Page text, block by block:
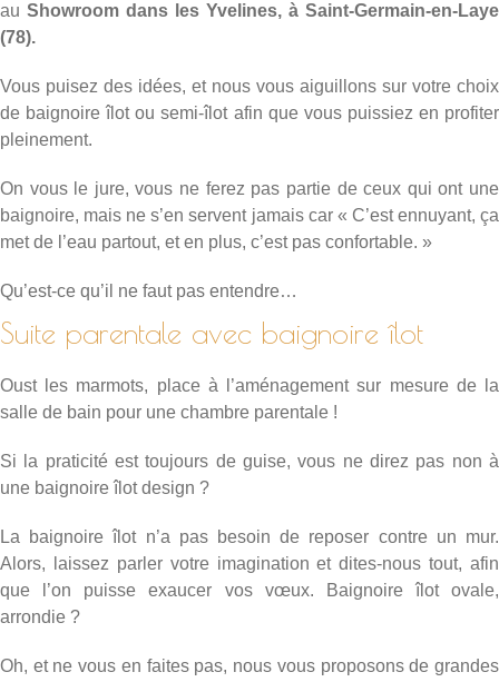
au Showroom dans les Yvelines, à Saint-Germain-en-Laye
(78).
Vous puisez des idées, et nous vous aiguillons sur votre choix
de baignoire îlot ou semi-îlot afin que vous puissiez en profiter
pleinement.
On vous le jure, vous ne ferez pas partie de ceux qui ont une
baignoire, mais ne s’en servent jamais car « C’est ennuyant, ça
met de l’eau partout, et en plus, c’est pas confortable. »
Qu’est-ce qu’il ne faut pas entendre…
Suite parentale avec baignoire îlot
Oust les marmots, place à l’aménagement sur mesure de la
salle de bain pour une chambre parentale !
Si la praticité est toujours de guise, vous ne direz pas non à
une baignoire îlot design ?
La baignoire îlot n’a pas besoin de reposer contre un mur.
Alors, laissez parler votre imagination et dites-nous tout, afin
que l’on puisse exaucer vos vœux. Baignoire îlot ovale,
arrondie ?
Oh, et ne vous en faites pas, nous vous proposons de grandes